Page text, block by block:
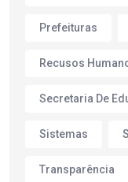
Prefeituras
Recusos
Secretaria De
Sistemas
Transparência